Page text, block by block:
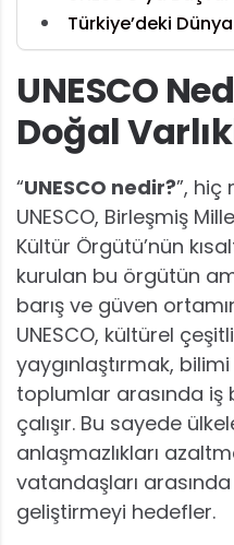
Türkiye’deki
UNESCO
Doğal
“UNESCO nedir?”, hiç
UNESCO, Birleşmiş
Kültür Örgütü’nün
kurulan bu örgütün
barış ve güven
UNESCO, kültürel
yaygınlaştırmak,
toplumlar arasında iş
çalışır. Bu sayede
anlaşmazlıkları
vatandaşları
geliştirmeyi hedefler.